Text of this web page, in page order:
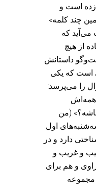
است و
چند کلمه»
می‌آید که
از هیچ
داستانش
است که یکی
را می‌پرسد:
همه‌اش
(من
هستم، صفحه 80) «سه‌شنبه‌های اول
دارد و در
و غریب و
و هم برای
مجموعه